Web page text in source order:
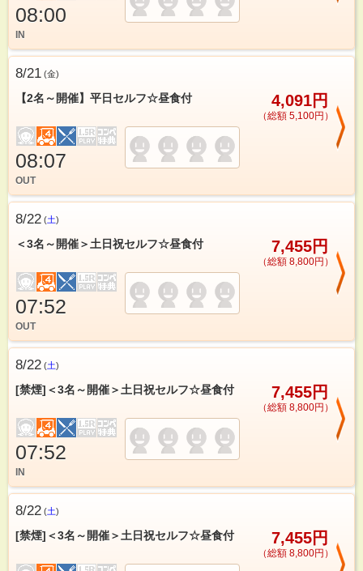
08:00
IN
8/21 (金)
【2名～開催】平日セルフ☆昼食付 4,091円
（総額 5,100円）
08:07
OUT
8/22 (土)
＜3名～開催＞土日祝セルフ☆昼食付 7,455円
（総額 8,800円）
07:52
OUT
8/22 (土)
[禁煙]＜3名～開催＞土日祝セルフ☆昼食付 7,455円
（総額 8,800円）
07:52
IN
8/22 (土)
[禁煙]＜3名～開催＞土日祝セルフ☆昼食付 7,455円
（総額 8,800円）